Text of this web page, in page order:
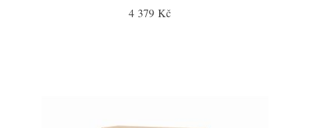
4 379 Kč